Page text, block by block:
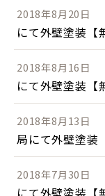
2018年8月20日
にて外壁塗装【
2018年8月16日
にて外壁塗装【
2018年8月13日
局にて外壁塗装
2018年7月30日
にて外壁塗装【